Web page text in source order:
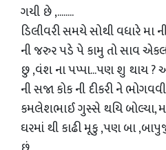
ગયી છે ,........
ડિલીવરી સમયે સોથી વધારે મા
ની જરુર પડે પે કામુ તો સાવ
છુ ,વંશ ના પપ્પા...પણ શુ થાય
ની સજા કોક ની દીકરી ને
કમલેશભાઈ ગુસ્સે થયિ બોલ્યા,
ઘરમાં થી કાઢી મૂકુ ,પણ બા